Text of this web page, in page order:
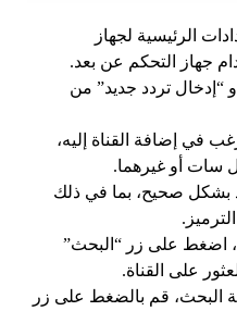
الرئيسية لجهاز
جهاز التحكم عن بعد.
“إدخال تردد جديد” من
في إضافة القناة إليه،
سات أو غيرهما.
بشكل صحيح، بما في ذلك
اضغط على زر “البحث”
على القناة.
البحث، قم بالضغط على زر